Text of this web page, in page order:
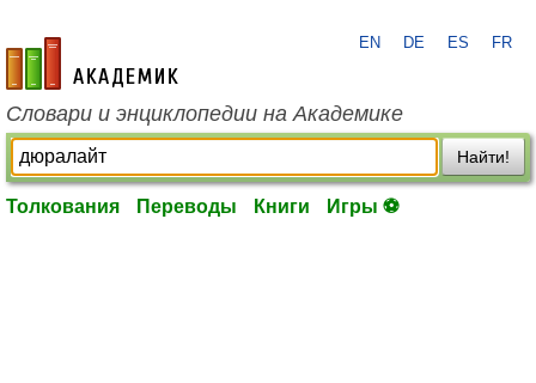
academic.ru
EN DE ES FR
Словари и энциклопедии на Академике
Найти!
Толкования Переводы Книги Игры ⚽